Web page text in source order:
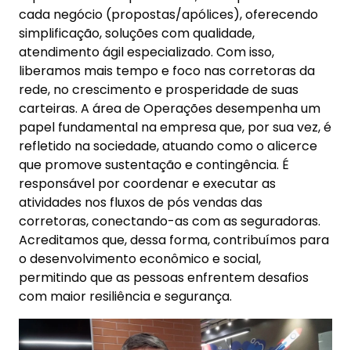
cada negócio (propostas/apólices), oferecendo
simplificação, soluções com qualidade,
atendimento ágil especializado. Com isso,
liberamos mais tempo e foco nas corretoras da
rede, no crescimento e prosperidade de suas
carteiras. A área de Operações desempenha um
papel fundamental na empresa que, por sua vez, é
refletido na sociedade, atuando como o alicerce
que promove sustentação e contingência. É
responsável por coordenar e executar as
atividades nos fluxos de pós vendas das
corretoras, conectando-as com as seguradoras.
Acreditamos que, dessa forma, contribuímos para
o desenvolvimento econômico e social,
permitindo que as pessoas enfrentem desafios
com maior resiliência e segurança.